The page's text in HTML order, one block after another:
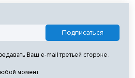
Ваш e-mail третьей стороне.
момент